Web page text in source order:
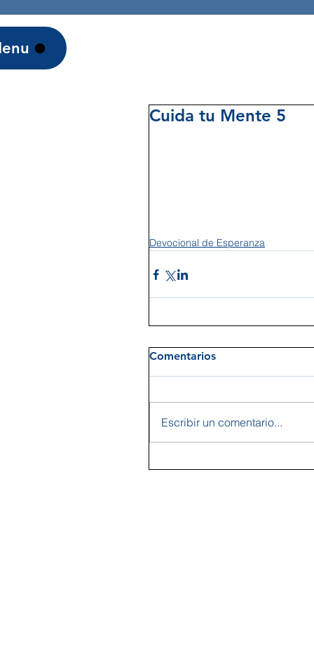
Cuida tu Mente 5
Devocional de Esperanza
Comentarios
Escribir un comentario...